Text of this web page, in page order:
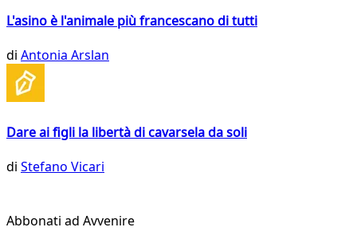
L'asino è l'animale più francescano di tutti
di Antonia Arslan
Dare ai figli la libertà di cavarsela da soli
di Stefano Vicari
Abbonati ad Avvenire